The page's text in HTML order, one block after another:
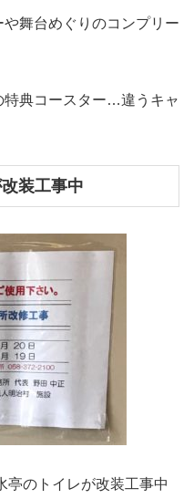
舞台めぐりのコンプリー
特典コースター…違うキャ
装工事中
亭のトイレが改装工事中